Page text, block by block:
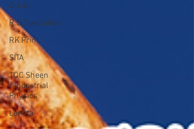
Q-Lab
R.D.Specialties
RK Print
SITA
TQC Sheen
/ Industrial
Physics
Leneta